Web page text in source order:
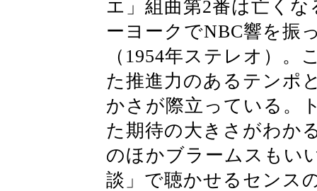
エ」組曲第2番は亡く
ーヨークでNBC響を振
（1954年ステレオ）
た推進力のあるテンポ
かさが際立っている。
た期待の大きさがわか
のほかブラームスもい
談」で聴かせるセンス